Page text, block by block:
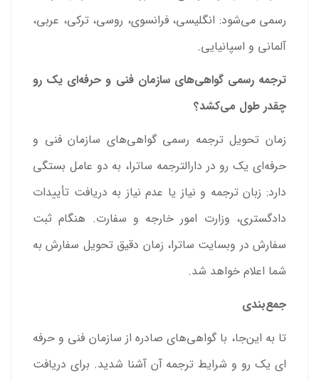
رسمی می‌شود: انگلیسی، فرانسوی، روسی، ترکی، عربی،
آلمانی و اسپانیایی.
ترجمه رسمی گواهی‌های سازمان فنی و حرفه‌ای یک رو
چقدر طول می‌کشد؟
زمان تحویل ترجمه رسمی گواهی‌های سازمان فنی و
حرفه‌ای یک رو در دارالترجمه ساترا، به دو عامل بستگی
دارد: زبان ترجمه و نیاز یا عدم نیاز به دریافت تأییدات
دادگستری، وزارت امور خارجه و سفارت. هنگام ثبت
سفارش در وبسایت ساترا، زمان دقیق تحویل سفارش به
شما اعلام خواهد شد.
جمع‌بندی
تا به این‌جا، با گواهی‌های صادره از سازمان فنی و حرفه
ای یک رو و شرایط ترجمه آن آشنا شدید. برای دریافت